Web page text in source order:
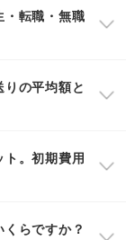
・転職・無職
の平均額と
ト。初期費用
らですか？